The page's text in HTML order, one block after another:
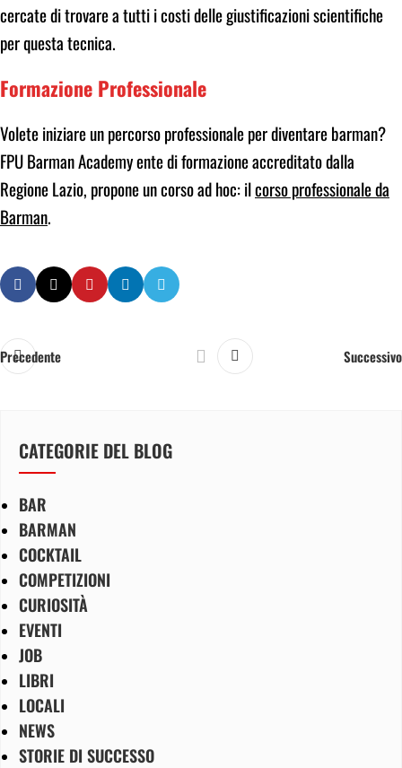
cercate di trovare a tutti i costi delle giustificazioni scientifiche
per questa tecnica.
Formazione Professionale
Volete iniziare un percorso professionale per diventare barman?
FPU Barman Academy ente di formazione accreditato dalla
Regione Lazio, propone un corso ad hoc: ilcorso professionale da
Barman.
Precedente Successivo
CATEGORIE DEL BLOG
BAR
BARMAN
COCKTAIL
COMPETIZIONI
CURIOSITÀ
EVENTI
JOB
LIBRI
LOCALI
NEWS
STORIE DI SUCCESSO